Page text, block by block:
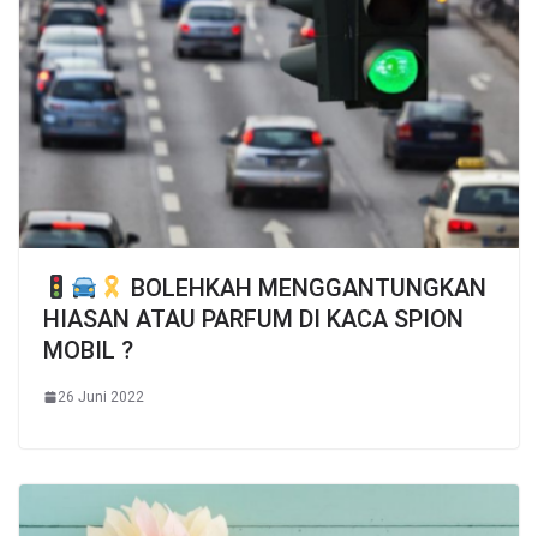
BOLEHKAH MENGGANTUNGKAN
HIASAN ATAU PARFUM DI KACA SPION
MOBIL ?
26 Juni 2022